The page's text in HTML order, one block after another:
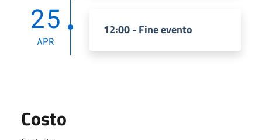
25
APR
12:00 - Fine evento
Costo